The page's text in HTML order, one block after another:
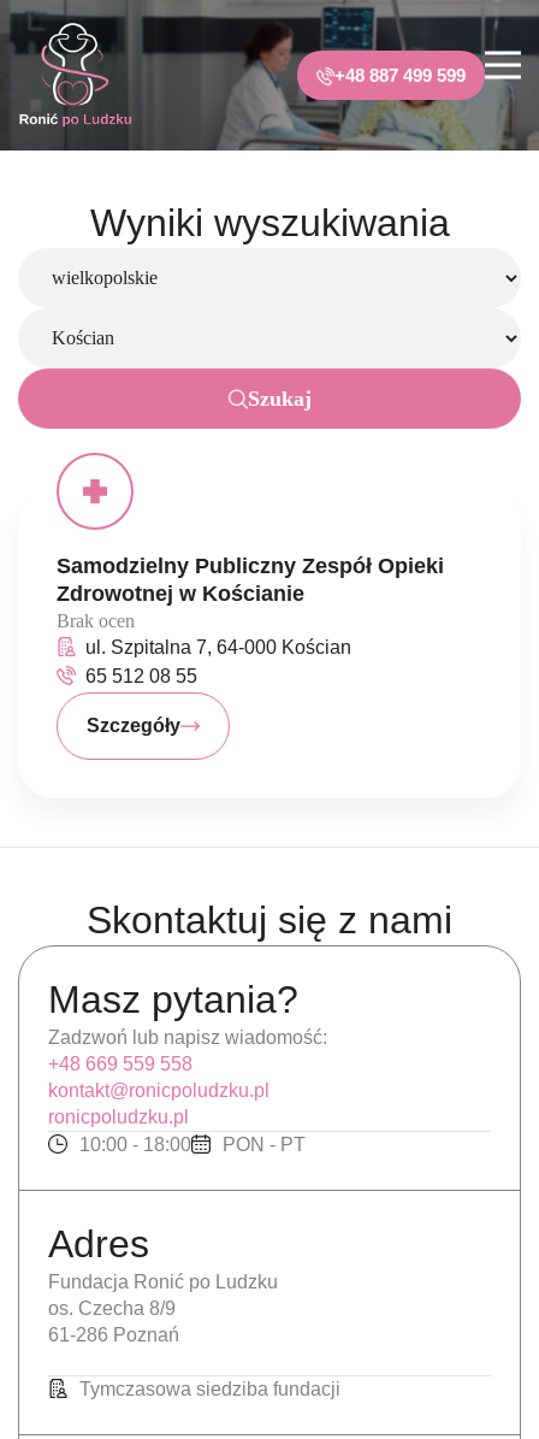
+48 887 499 599
Wyniki wyszukiwania
Szukaj
Samodzielny Publiczny Zespół Opieki
Zdrowotnej w Kościanie
Brak ocen
ul. Szpitalna 7, 64-000 Kościan
65 512 08 55
Szczegóły
Skontaktuj się z nami
Masz pytania?
Zadzwoń lub napisz wiadomość:
+48 669 559 558
kontakt@ronicpoludzku.pl
ronicpoludzku.pl
10:00 - 18:00
PON - PT
Adres
Fundacja Ronić po Ludzku
os. Czecha 8/9
61-286 Poznań
Tymczasowa siedziba fundacji